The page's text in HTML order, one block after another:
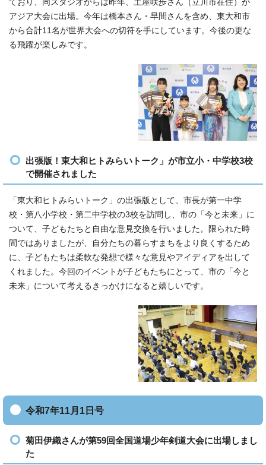
ており、同スタジオからは昨年、土屋咲歩さん（立川市在住）が
アジア大会に出場。今年は橋本さん・早間さんを含め、東大和市
から合計11名が世界大会への切符を手にしています。今後の更な
る飛躍が楽しみです。
出張版！東大和ヒトみらいトーク」が市立小・中学校3校
で開催されました
「東大和ヒトみらいトーク」の出張版として、市長が第一中学
校・第八小学校・第二中学校の3校を訪問し、市の「今と未来」に
ついて、子どもたちと自由な意見交換を行いました。限られた時
間ではありましたが、自分たちの暮らすまちをより良くするため
に、子どもたちは柔軟な発想で様々な意見やアイディアを出して
くれました。今回のイベントが子どもたちにとって、市の「今と
未来」について考えるきっかけになると嬉しいです。
令和7年11月1日号
菊田伊織さんが第59回全国道場少年剣道大会に出場しまし
た